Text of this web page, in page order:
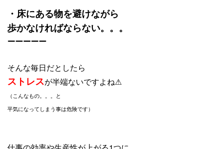
・床にある物を避けながら
歩かなければならない。。。
ーーーーー
そんな毎日だとしたら
ストレスが半端ないですよね⚠
（こんなもの。。。と
平気になってしまう事は危険です）